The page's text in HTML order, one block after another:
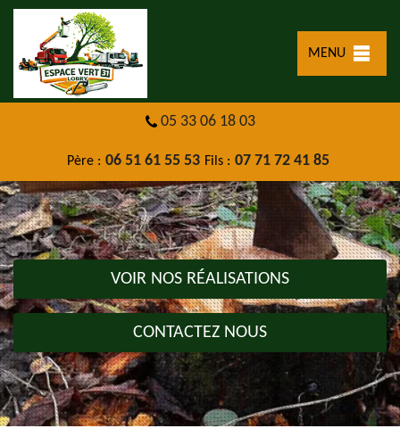
MENU
05 33 06 18 03
Père : 06 51 61 55 53 Fils : 07 71 72 41 85
VOIR NOS RÉALISATIONS
CONTACTEZ NOUS